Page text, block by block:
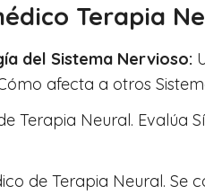
Terapia
del Sistema Nervioso:
afecta a otros
Terapia Neural. Evalúa
de Terapia Neural. Se